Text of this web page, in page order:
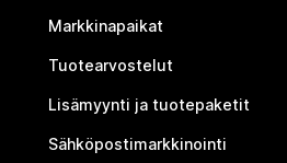
Markkinapaikat
Tuotearvostelut
Lisämyynti ja tuotepaketit
Sähköpostimarkkinointi